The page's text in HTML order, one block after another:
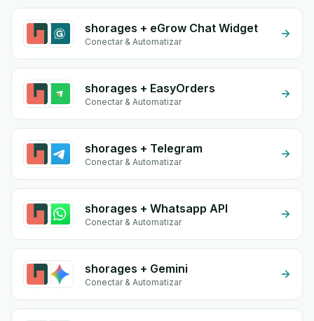
shorages + eGrow Chat Widget
Conectar & Automatizar
shorages + EasyOrders
Conectar & Automatizar
shorages + Telegram
Conectar & Automatizar
shorages + Whatsapp API
Conectar & Automatizar
shorages + Gemini
Conectar & Automatizar